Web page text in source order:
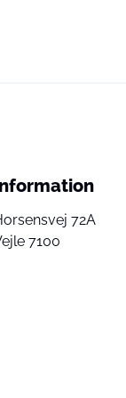
72A
7100